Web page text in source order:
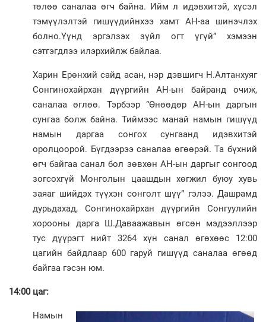
төлөө саналаа өгч байна. Ийм л идэвхитэй, хүсэл
тэмүүлэлтэй гишүүдийнхээ хамт АН-аа шинэчлэх
болно.Үүнд эргэлзэх зүйл огт үгүй” хэмээн
сэтгэгдлээ илэрхийлж байлаа.
Харин Ерөнхий сайд асан, нэр дэвшигч Н.Алтанхуяг
Сонгинохайрхан дүүргийн АН-ын байранд очиж,
саналаа өглөө. Тэрбээр “Өнөөдөр АН-ын даргын
сунгаа болж байна. Тиймээс манай намын гишүүд
намын даргаа сонгох сунгаанд идэвхитэй
оролцоорой. Бүгдээрээ саналаа өгөөрэй. Та бүхний
өгч байгаа санал бол зөвхөн АН-ын даргыг сонгоод
зогсохгүй Монголын цаашдын хөгжил буюу хувь
заяаг шийдэх түүхэн сонголт шүү” гэлээ. Дашрамд
дурьдахад, Сонгинохайрхан дүүргийн Сонгуулийн
хорооны дарга Ш.Даваажавын өгсөн мэдээллээр
тус дүүрэгт нийт 3264 хүн санал өгөхөөс 12:00
цагийн байдлаар 600 гаруй гишүүд саналаа өгөөд
байгаа гэсэн юм.
14:00 цаг:
Намын